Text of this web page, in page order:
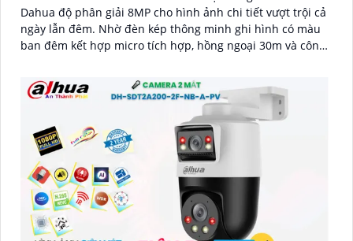
Dahua độ phân giải 8MP cho hình ảnh chi tiết vượt trội cả
ngày lẫn đêm. Nhờ đèn kép thông minh ghi hình có màu
ban đêm kết hợp micro tích hợp, hồng ngoại 30m và công
bảo mật hiệu quả